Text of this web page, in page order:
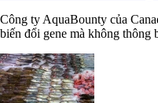
Công ty AquaBounty của
biến đổi gene mà không thông